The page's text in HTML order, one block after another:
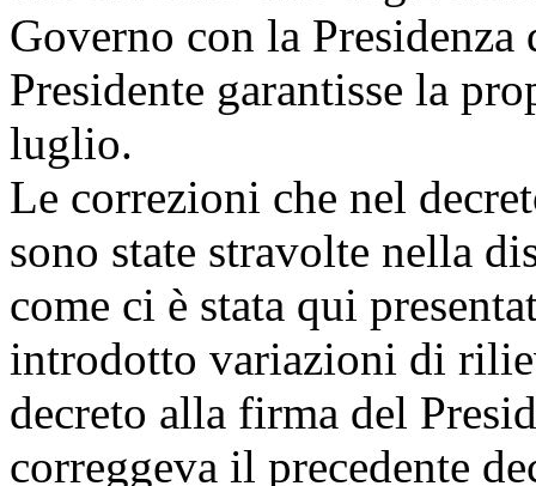
Governo con la
Presidente garantisse la
luglio.
Le correzioni che nel
sono state stravolte nella
come ci è stata qui
introdotto variazioni di
decreto alla firma del
correggeva il precedente